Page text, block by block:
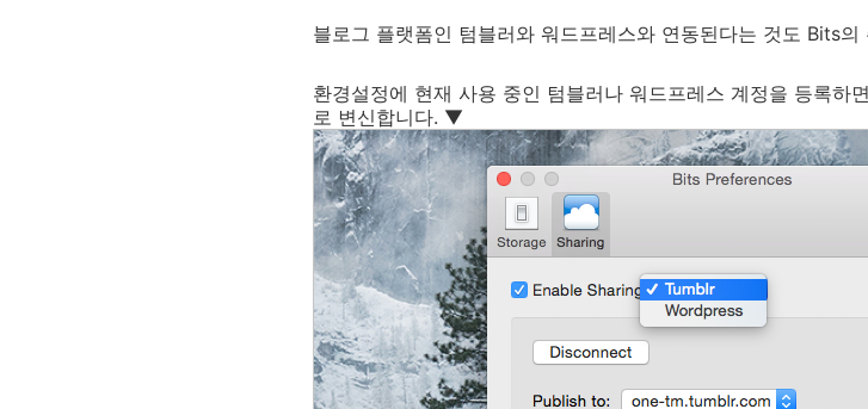
블로그 플랫폼인 텀블러와 워드프레스와 연동된다는 것도 Bits
환경설정에 현재 사용 중인 텀블러나 워드프레스 계정을 등록하
로 변신합니다. ▼